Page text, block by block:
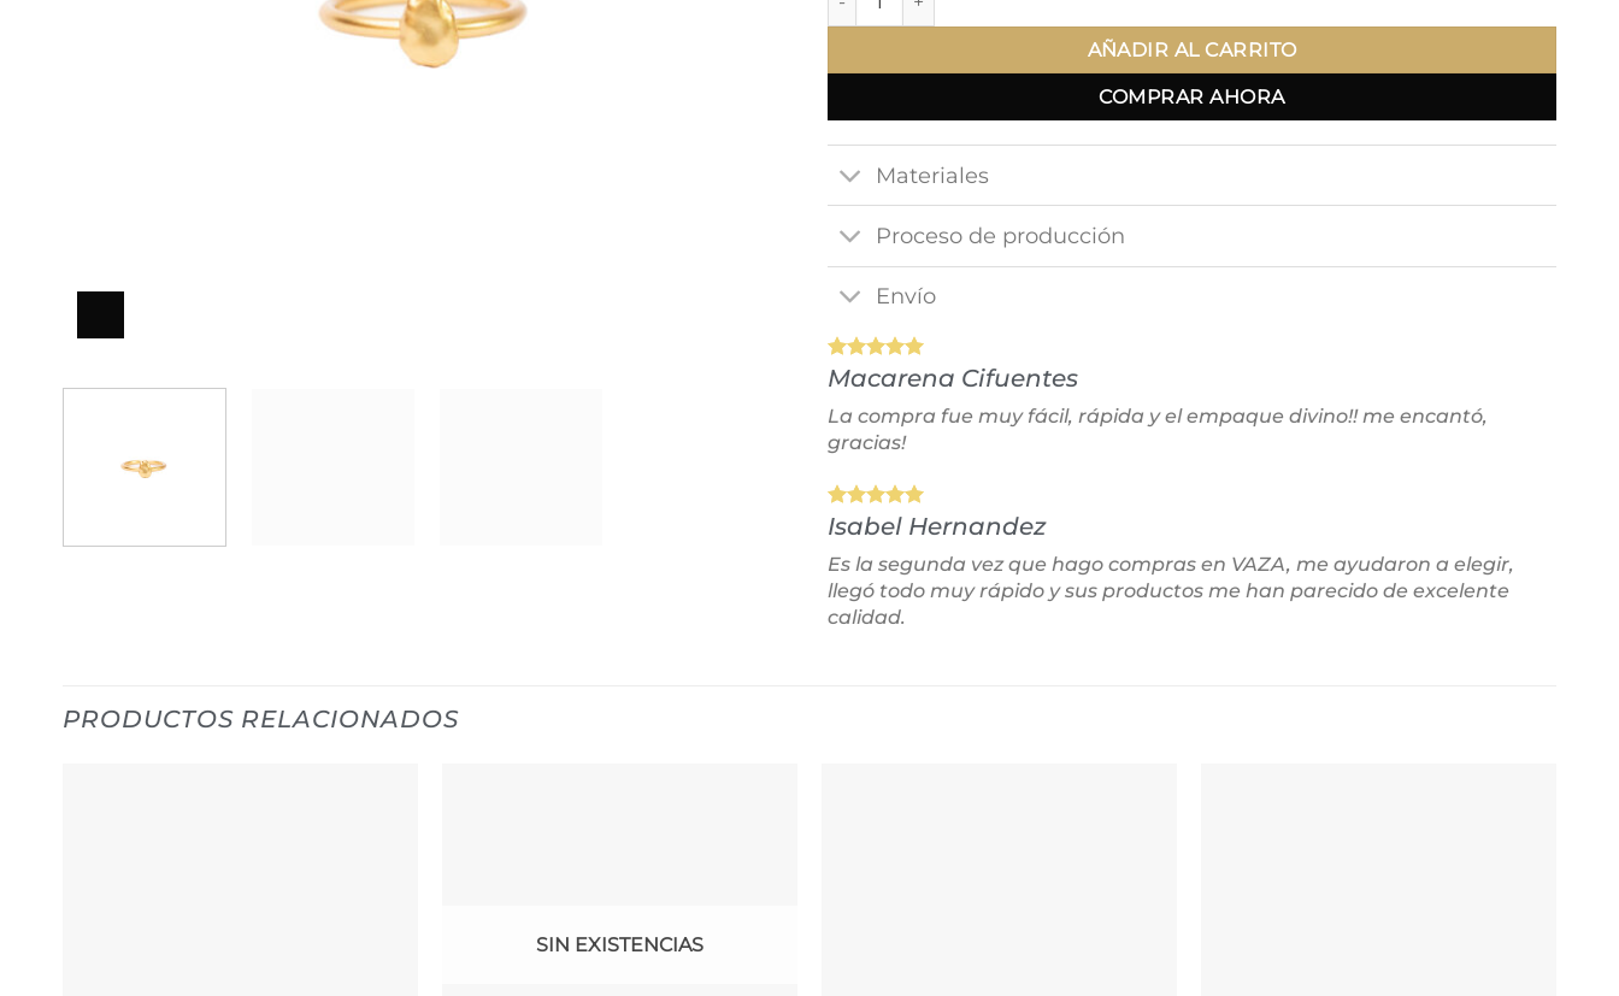
AÑADIR AL CARRITO
COMPRAR AHORA
Materiales
Proceso de producción
Envío
Macarena Cifuentes
La compra fue muy fácil, rápida y el empaque divino!! me encantó,
gracias!
Isabel Hernandez
Es la segunda vez que hago compras en VAZA, me ayudaron a elegir,
llegó todo muy rápido y sus productos me han parecido de excelente
calidad.
PRODUCTOS RELACIONADOS
SIN EXISTENCIAS